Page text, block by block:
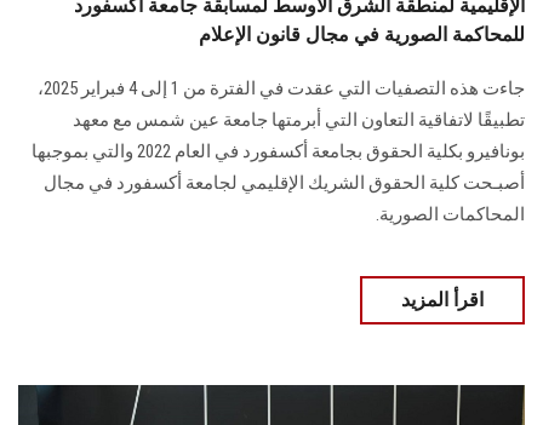
الإقليمية لمنطقة الشرق الأوسط لمسابقة جامعة أكسفورد
للمحاكمة الصورية في مجال قانون الإعلام
جاءت هذه التصفيات التي عقدت في الفترة من 1 إلى 4 فبراير 2025،
تطبيقًا لاتفاقية التعاون ‏التي أبرمتها جامعة عين شمس مع معهد
بونافيرو بكلية الحقوق بجامعة أكسفورد في العام ‏‏2022 والتي بموجبها
أصبـحت كلية الحقوق الشريك الإقليمي لجامعة ‏أكسفورد في مجال
المحاكمات الصورية.
اقرأ المزيد